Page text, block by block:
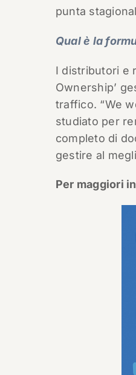
punta
Qual è la
I distributori e
Ownership’
traffico. “We
studiato per
completo di
gestire al
Per maggiori